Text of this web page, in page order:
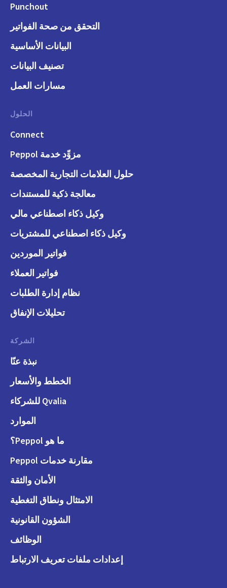
Punchout
التحقق من صحة الفواتير
البيانات الأساسية
تصنيف البيانات
مسارات العمل
الحلول
Connect
مزوِّد خدمة Peppol
حلول العلامات التجارية المخصصة
معالجة ذكية للمستندات
وكيل ذكاء اصطناعي مالي
وكيل ذكاء اصطناعي للمشتريات
فواتير الموردين
فواتير العملاء
نظام إدارة الطلبات
تحليلات الإنفاق
الشركة
نبذة عنّا
الخطط والأسعار
Qvalia للشركاء
الموارد
ما هو Peppol؟
مقارنة خدمات Peppol
الأمان والثقة
الامتثال ونطاق التغطية
الشؤون القانونية
الوظائف
إعدادات ملفات تعريف الارتباط